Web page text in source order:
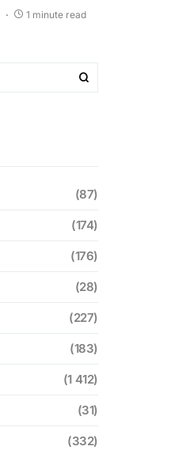
1 minute read
(87)
(174)
(176)
(28)
(227)
(183)
(1 412)
(31)
(332)